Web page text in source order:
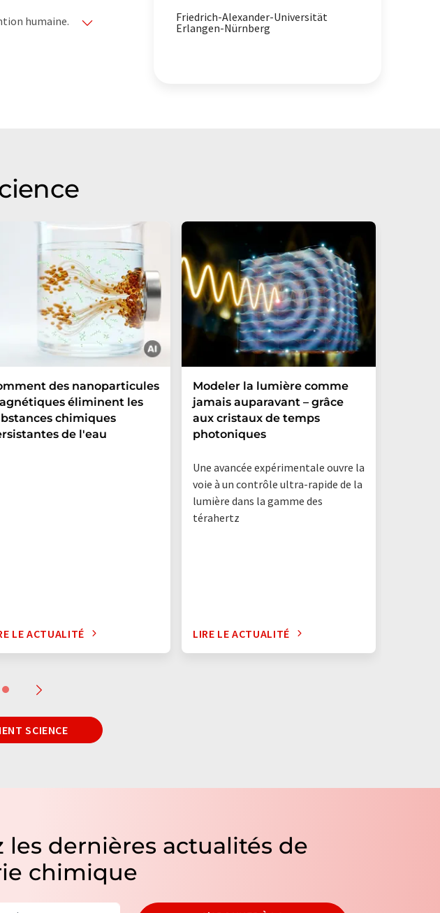
humaine.
Friedrich-Alexander-Universität
Erlangen-Nürnberg
des nanoparticules
éliminent les
chimiques
de l'eau
LE ACTUALITÉ
Modeler la lumière comme
jamais auparavant – grâce
aux cristaux de temps
photoniques
Une avancée expérimentale ouvre la
voie à un contrôle ultra-rapide de la
lumière dans la gamme des
térahertz
LIRE LE ACTUALITÉ
SCIENCE
les dernières actualités de
chimique